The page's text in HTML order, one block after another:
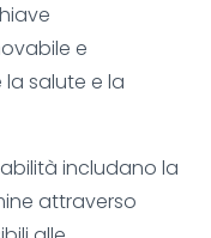
e
salute e la
includano la
attraverso